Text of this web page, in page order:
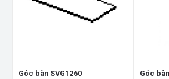
Góc bàn SVG1260 Góc